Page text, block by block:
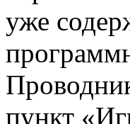
уже
пункт